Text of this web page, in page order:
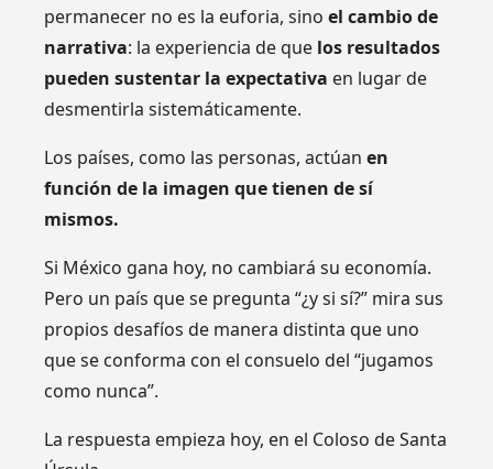
permanecer no es la euforia, sinoel cambio de
narrativa: la experiencia de que los resultados
pueden sustentar la expectativa en lugar de
desmentirla sistemáticamente.
Los países, como las personas, actúanen
función de la imagen que tienen de sí
mismos.
Si México gana hoy, no cambiará su economía.
Pero un país que se pregunta “¿y si sí?” mira sus
propios desafíos de manera distinta que uno
que se conforma con el consuelo del “jugamos
como nunca”.
La respuesta empieza hoy, en el Coloso de Santa